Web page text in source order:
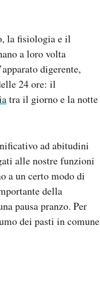
la fisiologia e il
a loro volta
digerente,
24 ore: il
tra il giorno e la notte
ad abitudini
alle nostre funzioni
a un certo modo di
della
pausa pranzo. Per
dei pasti in comune